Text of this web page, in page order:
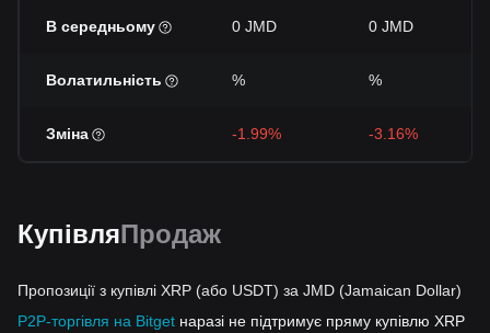
В середньому 0 JMD 0 JMD
Волатильність % %
Зміна -1.99% -3.16%
КупівляПродаж
Пропозиції з купівлі XRP (або USDT) за JMD (Jamaican Dollar)
P2P-торгівля на Bitget наразі не підтримує пряму купівлю XRP